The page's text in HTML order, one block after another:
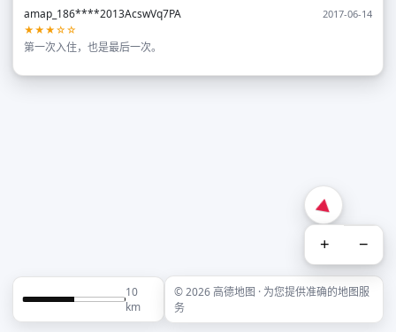
amap_186****2013AcswVq7PA
2017-06-14
★★★☆☆
第一次入住，也是最后一次。
+ −
10
km
© 2026 高德地图 · 为您提供准确的地图服
务